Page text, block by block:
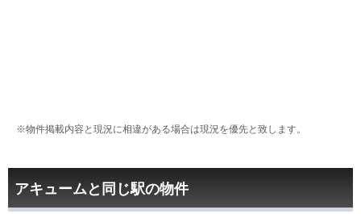
※物件掲載内容と現況に相違がある場合は現況を優先と致します。
アキュームと同じ駅の物件